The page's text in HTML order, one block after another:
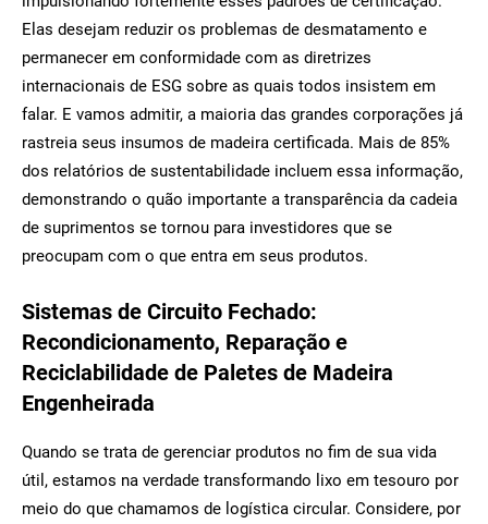
Elas desejam reduzir os problemas de desmatamento e
permanecer em conformidade com as diretrizes
internacionais de ESG sobre as quais todos insistem em
falar. E vamos admitir, a maioria das grandes corporações já
rastreia seus insumos de madeira certificada. Mais de 85%
dos relatórios de sustentabilidade incluem essa informação,
demonstrando o quão importante a transparência da cadeia
de suprimentos se tornou para investidores que se
preocupam com o que entra em seus produtos.
Sistemas de Circuito Fechado:
Recondicionamento, Reparação e
Reciclabilidade de Paletes de Madeira
Engenheirada
Quando se trata de gerenciar produtos no fim de sua vida
útil, estamos na verdade transformando lixo em tesouro por
meio do que chamamos de logística circular. Considere, por